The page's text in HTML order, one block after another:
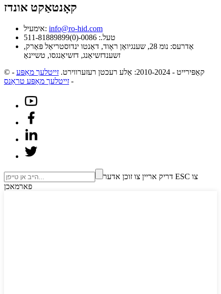
קאָנטאַקט אונדז
אימעיל: info@ro-hid.com
טעל.: 0086-(0)511-81889899
אַדרעס: נומ 28, שענגיואַן ראָוד, דאַנטו ינדוסטריאַל פּאַרק,
זשענדזשיאַנג, דזשיאַנגסו, טשיינאַ
© קאַפּירייט - 2010-2024: אַלע רעכטן רעזערווירט.
זייטלעך מאַפּע -
זייטלעך מאַפּע טראַנס -
דריק אריין צו זוכן אדער ESC צו
פארמאכן